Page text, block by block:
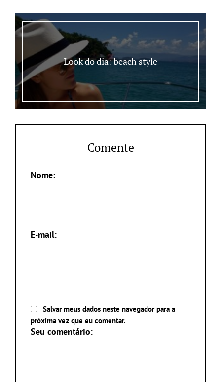
Look do dia: beach style
Comente
Nome:
E-mail:
Salvar meus dados neste navegador para a
próxima vez que eu comentar.
Seu comentário: